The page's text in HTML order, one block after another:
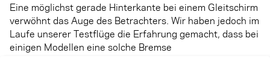
Eine möglichst gerade Hinterkante bei einem Gleitschirm
verwöhnt das Auge des Betrachters. Wir haben jedoch im
Laufe unserer Testflüge die Erfahrung gemacht, dass bei
einigen Modellen eine solche Bremse